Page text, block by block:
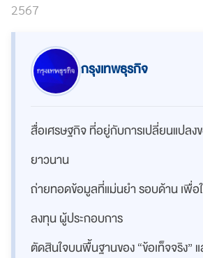
2567
กรุงเทพธุรกิจ
สื่อเศรษฐกิจ ที่อยู่กับการเปลี่ยนแปลง
ยาวนาน
ถ่ายทอดข้อมูลที่แม่นยำ รอบด้าน เพื่อ
ลงทุน ผู้ประกอบการ
ตัดสินใจบนพื้นฐานของ “ข้อเท็จจริง” แ